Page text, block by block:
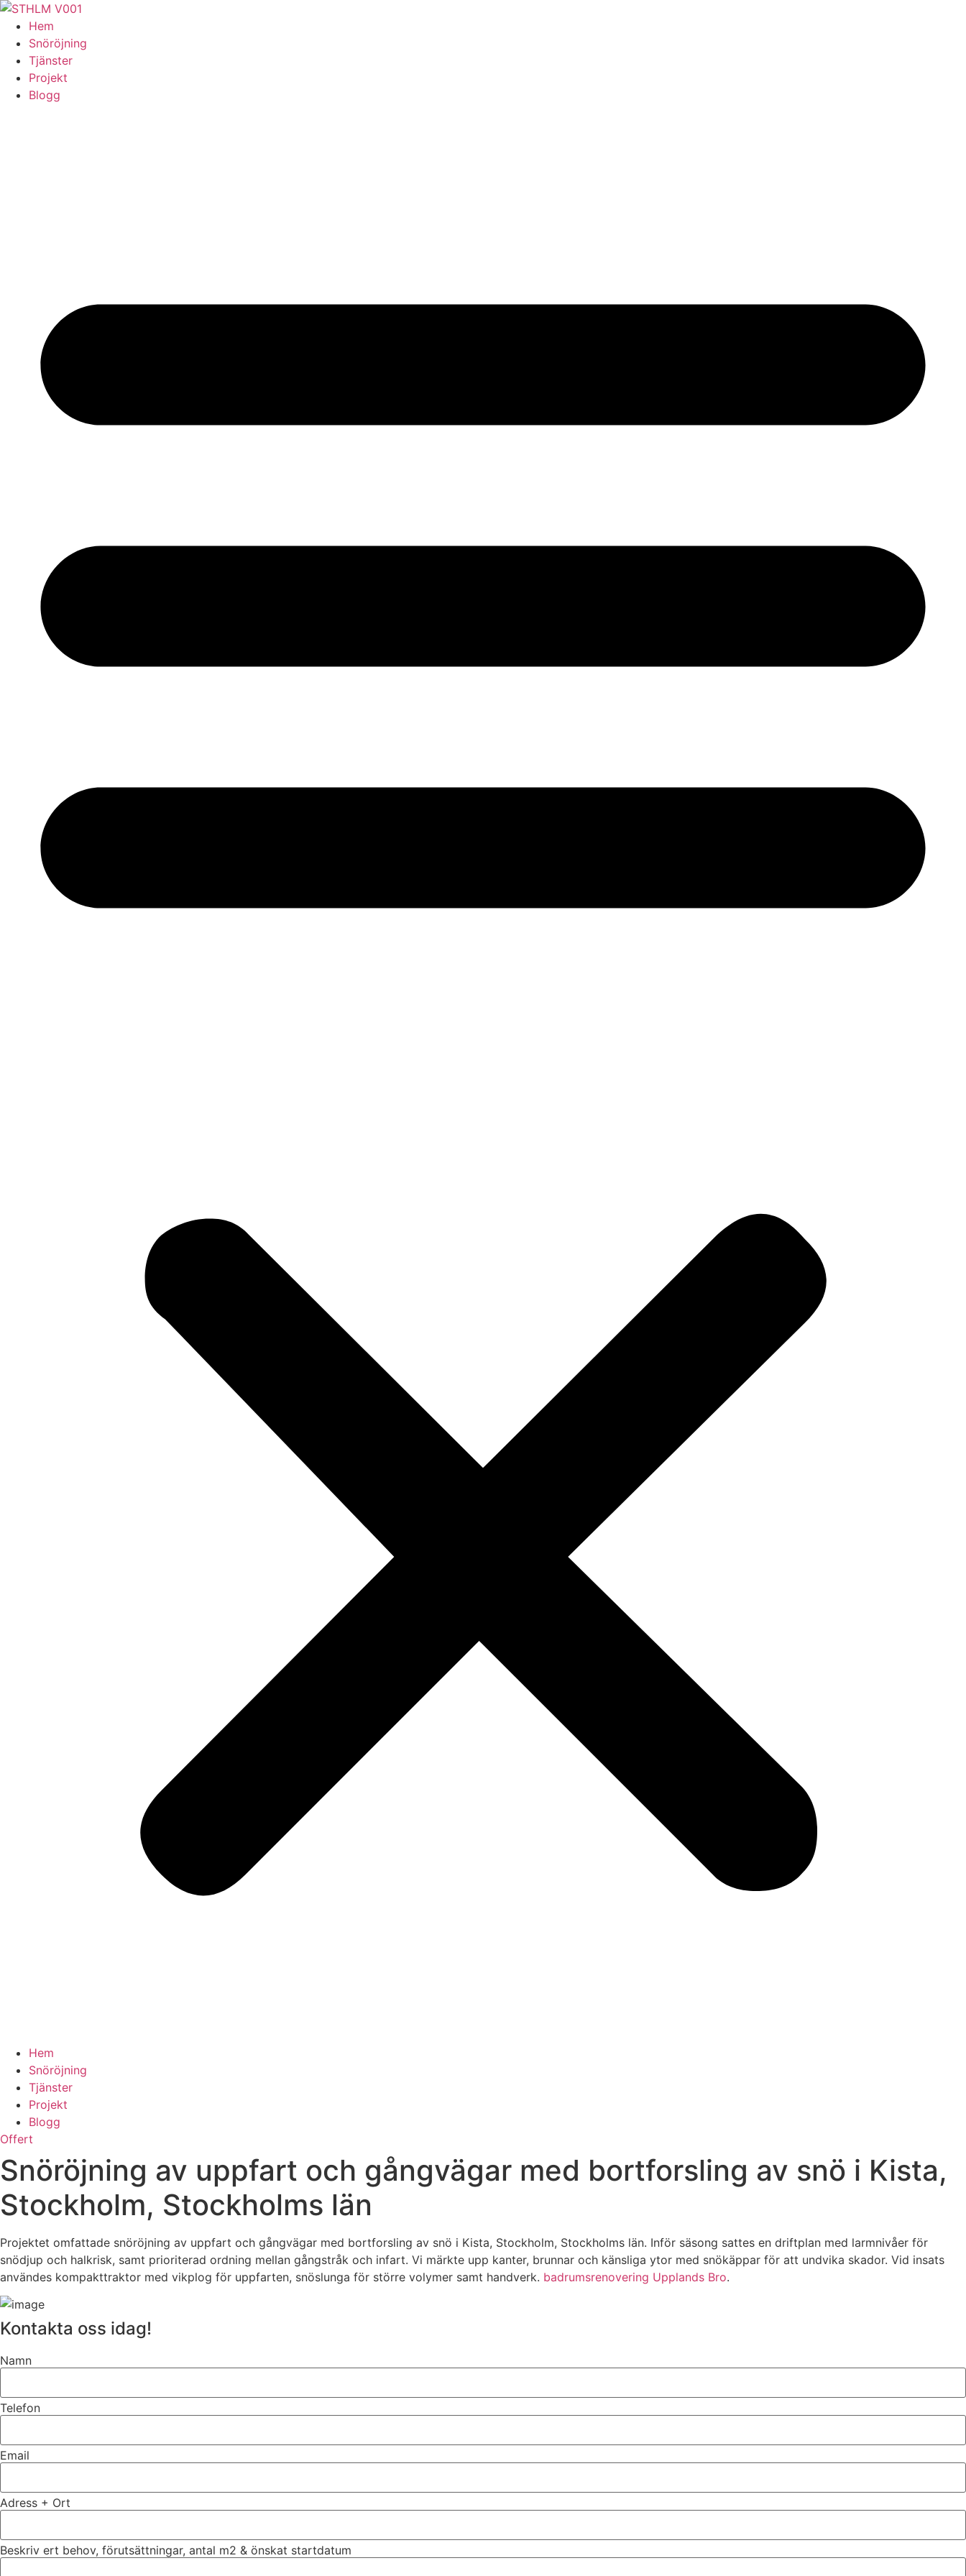
Skip
content
Hem
Snöröjning
Tjänster
Projekt
Blogg
Hem
Snöröjning
Tjänster
Projekt
Blogg
Offert
Snöröjning av uppfart och gångvägar med bortforsling av snö i Kista,
Stockholm, Stockholms län
Projektet omfattade snöröjning av uppfart och gångvägar med bortforsling av snö i Kista, Stockholm, Stockholms län. Inför säsong sattes en driftplan med larmnivåer för
snödjup och halkrisk, samt prioriterad ordning mellan gångstråk och infart. Vi märkte upp kanter, brunnar och känsliga ytor med snökäppar för att undvika skador. Vid insats
användes kompakttraktor med vikplog för uppfarten, snöslunga för större volymer samt handverk. badrumsrenovering Upplands Bro.
Kontakta oss idag!
Namn
Telefon
Email
Adress + Ort
Beskriv ert behov, förutsättningar, antal m2 & önskat startdatum